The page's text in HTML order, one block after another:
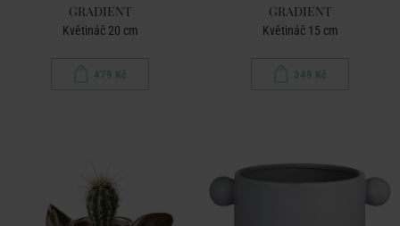
GRADIENT
Květináč 20 cm
479 Kč
GRADIENT
Květináč 15 cm
349 Kč